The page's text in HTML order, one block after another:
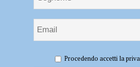
sistemazione di pavimentazioni stradali: le
Procedendo accetti la